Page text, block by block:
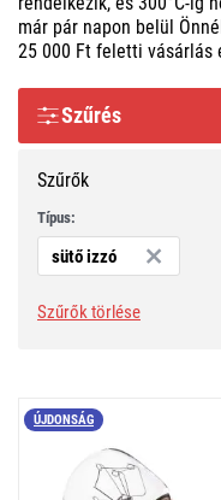
már pár napon belül
25 000 Ft feletti vásárlás
Szűrés
Szűrők
Típus:
sütő izzó
Szűrők törlése
ÚJDONSÁG